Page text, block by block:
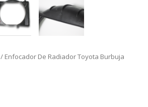
/ Enfocador De Radiador Toyota Burbuja